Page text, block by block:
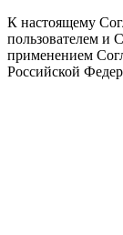
К настоящему
пользователем и
применением
Российской